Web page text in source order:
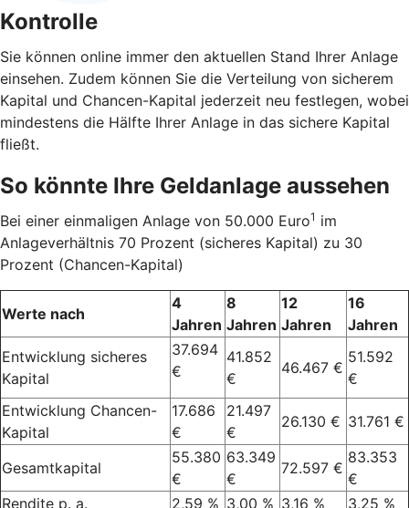
Kontrolle
Sie können online immer den aktuellen Stand Ihrer Anlage
einsehen. Zudem können Sie die Verteilung von sicherem
Kapital und Chancen-Kapital jederzeit neu festlegen, wobei
mindestens die Hälfte Ihrer Anlage in das sichere Kapital
fließt.
So könnte Ihre Geldanlage aussehen
Bei einer einmaligen Anlage von 50.000 Euro1 im
Anlageverhältnis 70 Prozent (sicheres Kapital) zu 30
Prozent (Chancen-Kapital)
Werte nach
4
Jahren
8
Jahren
12
Jahren
16
Jahren
Entwicklung sicheres
Kapital
37.694
€
41.852
€
46.467 €
51.592
€
Entwicklung Chancen-
Kapital
17.686
€
21.497
€
26.130 € 31.761 €
Gesamtkapital
55.380
€
63.349
€
72.597 €
83.353
€
Rendite p. a.
2,59 % 3,00 % 3,16 % 3,25 %